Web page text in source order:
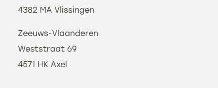
4382 MA Vlissingen
Zeeuws-Vlaanderen
Weststraat 69
4571 HK Axel